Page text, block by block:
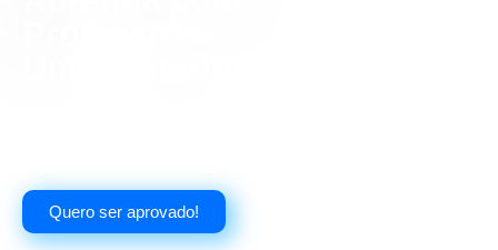
Quero ser aprovado!